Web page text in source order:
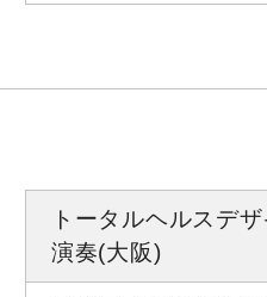
トータルヘルスデ
演奏(大阪)